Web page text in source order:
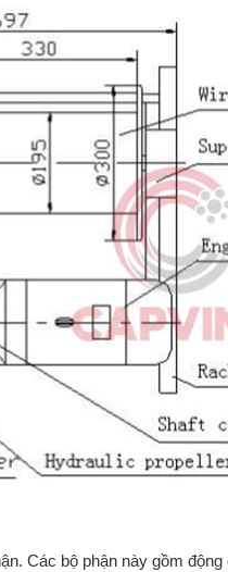
Các bộ phận này gồm